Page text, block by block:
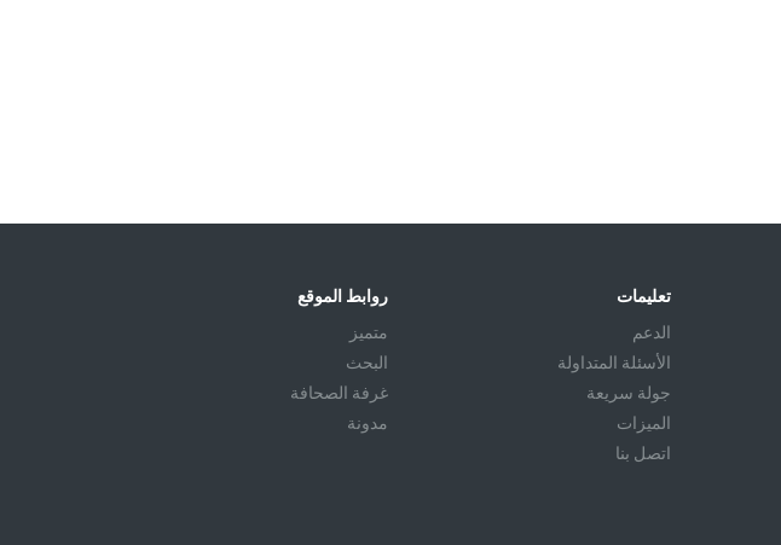
روابط الموقع
متميز
البحث
غرفة الصحافة
مدونة
تعليمات
الدعم
الأسئلة المتداولة
جولة سريعة
الميزات
اتصل بنا